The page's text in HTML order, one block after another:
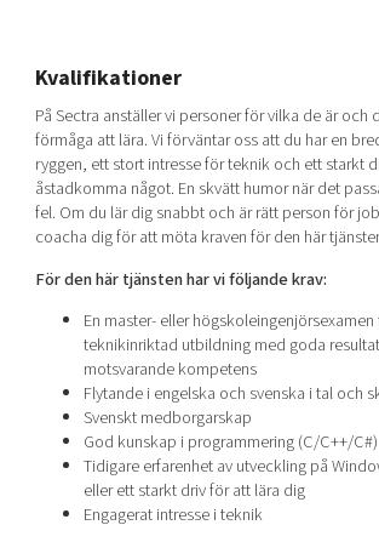
Kvalifikationer
På Sectra anställer vi personer för vilka de är och
förmåga att lära. Vi förväntar oss att du har en
ryggen, ett stort intresse för teknik och ett starkt
åstadkomma något. En skvätt humor när det
fel. Om du lär dig snabbt och är rätt person för
coacha dig för att möta kraven för den här
För den här tjänsten har vi följande krav:
En master- eller högskoleingenjörsexamen
teknikinriktad utbildning med goda
motsvarande kompetens
Flytande i engelska och svenska i tal och
Svenskt medborgarskap
God kunskap i programmering (C/C++/C#)
Tidigare erfarenhet av utveckling på
eller ett starkt driv för att lära dig
Engagerat intresse i teknik